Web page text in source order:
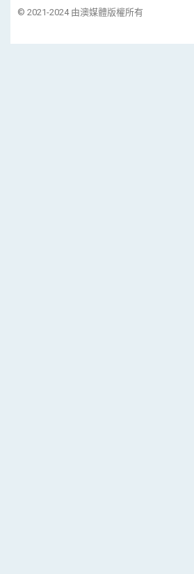
© 2021-2024 由澳媒體版權所有